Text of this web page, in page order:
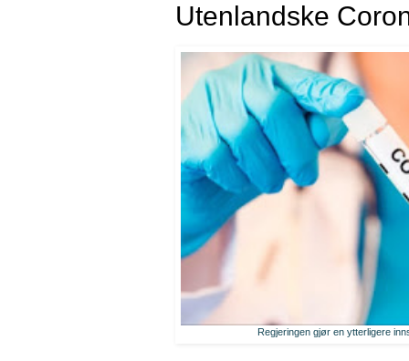
Utenlandske
Regjeringen gjør en ytterligere